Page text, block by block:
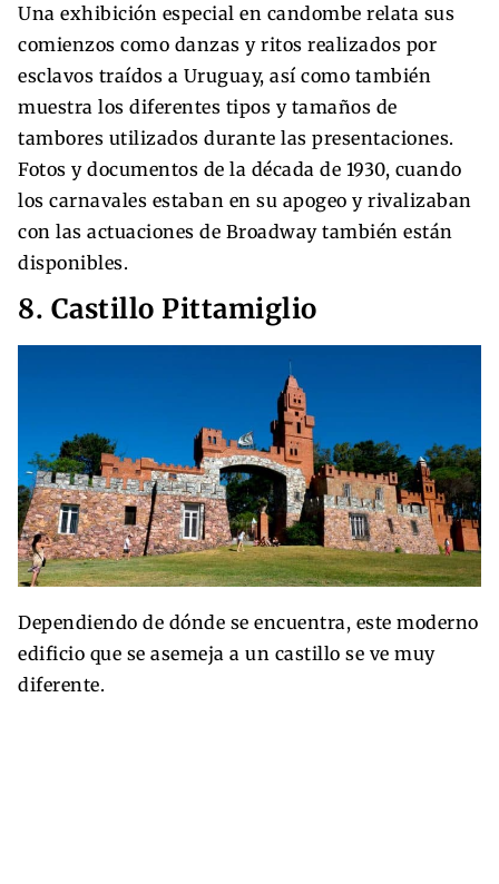
Una exhibición especial en candombe relata sus
comienzos como danzas y ritos realizados por
esclavos traídos a Uruguay, así como también
muestra los diferentes tipos y tamaños de
tambores utilizados durante las presentaciones.
Fotos y documentos de la década de 1930, cuando
los carnavales estaban en su apogeo y rivalizaban
con las actuaciones de Broadway también están
disponibles.
8. Castillo Pittamiglio
Dependiendo de dónde se encuentra, este moderno
edificio que se asemeja a un castillo se ve muy
diferente.